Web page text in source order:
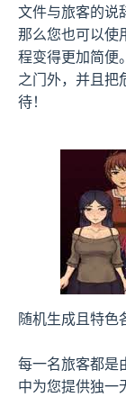
文件与旅客的说
那么您也可以使
程变得更加简便
之门外，并且把
待！
随机生成且特色
每一名旅客都是
中为您提供独一